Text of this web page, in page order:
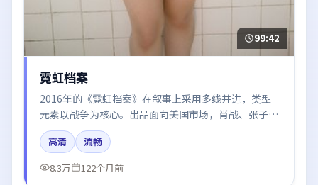
99:42
霓虹档案
2016年的《霓虹档案》在叙事上采用多线并进，类型
元素以战争为核心。出品面向美国市场，肖战、张子
枫、秦海璐、白宇所饰角色推动关键反转，结尾留白引
发讨论。
高清
流畅
8.3万
122个月前